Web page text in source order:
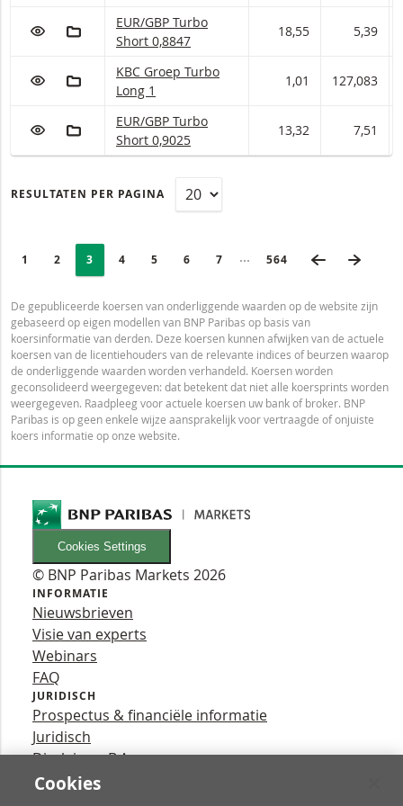
VOEG TOE AAN WATCHLIST
AAN PORTFOLIO TOEVOEGEN
EUR/GBP Turbo Short Met stop loss-niveau
EUR/GBP Turbo
Short 0,8847
18,55 5,39
VOEG TOE AAN WATCHLIST
AAN PORTFOLIO TOEVOEGEN
KBC Groep Turbo Long Met stop loss-niveau 1
KBC Groep Turbo
Long 1
1,01 127,083
VOEG TOE AAN WATCHLIST
AAN PORTFOLIO TOEVOEGEN
EUR/GBP Turbo Short Met stop loss-niveau
EUR/GBP Turbo
Short 0,9025
13,32 7,51
RESULTATEN PER PAGINA
PAGINERING
PAGE
1 PAGINA
2 Selected:
PAGINA
3 PAGINA
4 PAGINA
5 PAGINA
6 PAGINA
7 Ingeklapte pagina’s
LAATSTE PAGINA
564 VORIGE
De gepubliceerde koersen van onderliggende waarden op de website zijn
gebaseerd op eigen modellen van BNP Paribas op basis van
koersinformatie van derden. Deze koersen kunnen afwijken van de actuele
koersen van de licentiehouders van de relevante indices of beurzen waarop
de onderliggende waarden worden verhandeld. Koersen worden
geconsolideerd weergegeven: dat betekent dat niet alle koersprints worden
weergegeven. Raadpleeg voor actuele koersen uw bank of broker. BNP
Paribas is op geen enkele wijze aansprakelijk voor vertraagde of onjuiste
koers informatie op onze website.
Cookies Settings
© BNP Paribas Markets 2026
INFORMATIE
Nieuwsbrieven
Visie van experts
Webinars
FAQ
JURIDISCH
Prospectus & financiële informatie
Juridisch
Disclaimer B.A.
Privacy
Cookies